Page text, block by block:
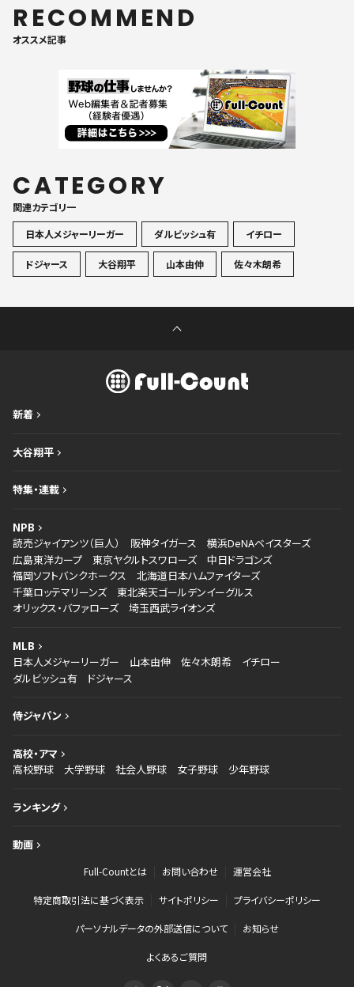
RECOMMEND
オススメ記事
CATEGORY
関連カテゴリ一
日本人メジャーリーガー
ダルビッシュ有 イチロー
ドジャース 大谷翔平 山本由伸 佐々木朗希
新着
大谷翔平
特集・連載
NPB
読売ジャイアンツ（巨人）
阪神タイガース
横浜DeNAベイスターズ
広島東洋カープ
東京ヤクルトスワローズ
中日ドラゴンズ
福岡ソフトバンクホークス
北海道日本ハムファイターズ
千葉ロッテマリーンズ
東北楽天ゴールデンイーグルス
オリックス・バファローズ
埼玉西武ライオンズ
MLB
日本人メジャーリーガー
山本由伸 佐々木朗希
イチロー
ダルビッシュ有
ドジャース
侍ジャパン
高校・アマ
高校野球
大学野球 社会人野球 女子野球 少年野球
ランキング
動画
Full-Countとは お問い合わせ 運営会社
特定商取引法に基づく表示 サイトポリシー プライバシーポリシー
パーソナルデータの外部送信について お知らせ
よくあるご質問